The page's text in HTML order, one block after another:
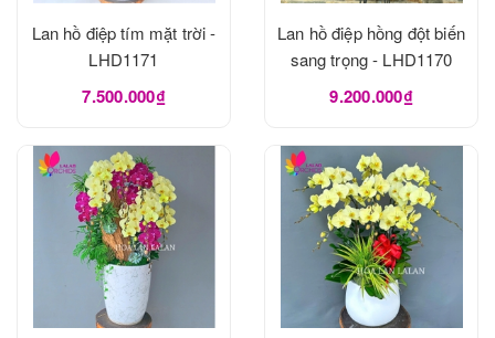
Lan hồ điệp tím mặt trời -
LHD1171
7.500.000₫
Lan hồ điệp hồng đột biến
sang trọng - LHD1170
9.200.000₫